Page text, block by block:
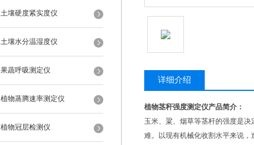
土壤硬度紧实度仪
土壤水分温湿度仪
果蔬呼吸测定仪
植物蒸腾速率测定仪
植物冠层检测仪
详细介绍
植物茎秆强度测定仪产品简介：
玉米、粱、烟草等茎杆的强度是
难。以现有机械化收割水平来说